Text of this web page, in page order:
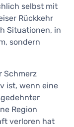
selbst mit
Rückkehr
Situationen, in
sondern
Schmerz
ist, wenn eine
Region
verloren hat